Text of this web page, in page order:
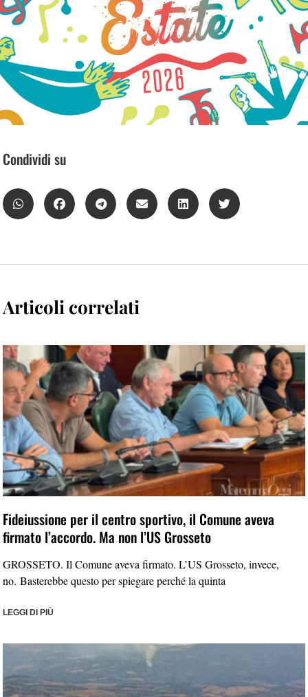
Condividi su
Articoli correlati
Fideiussione per il centro sportivo, il Comune aveva
firmato l’accordo. Ma non l’US Grosseto
GROSSETO. Il Comune aveva firmato. L’US Grosseto, invece,
no. Basterebbe questo per spiegare perché la quinta
LEGGI DI PIÙ